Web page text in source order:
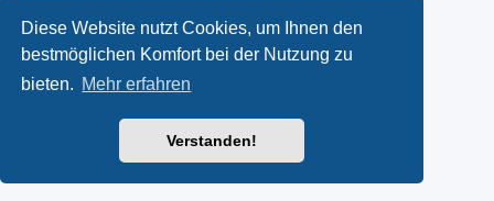
Diese Website nutzt Cookies, um Ihnen den
bestmöglichen Komfort bei der Nutzung zu
bieten. Mehr erfahren
Verstanden!